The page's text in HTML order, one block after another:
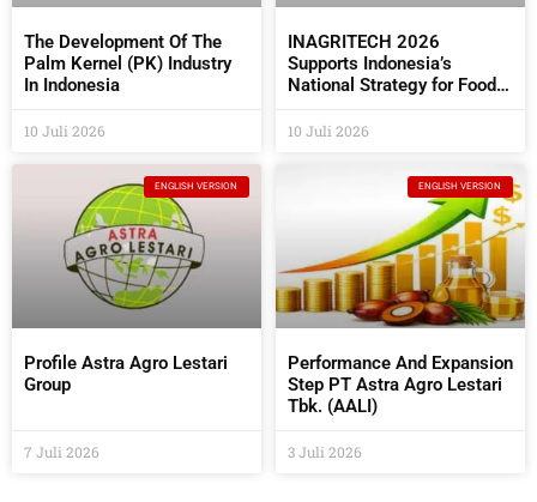
The Development Of The
Palm Kernel (PK) Industry
In Indonesia
10 Juli 2026
INAGRITECH 2026
Supports Indonesia’s
National Strategy for Food
10 Juli 2026
ENGLISH VERSION
Profile Astra Agro Lestari
Group
7 Juli 2026
ENGLISH VERSION
Performance And Expansion
Step PT Astra Agro Lestari
Tbk. (AALI)
3 Juli 2026